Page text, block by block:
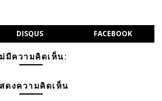
DISQUS FACEBOOK
มีความคิดเห็น:
ดงความคิดเห็น